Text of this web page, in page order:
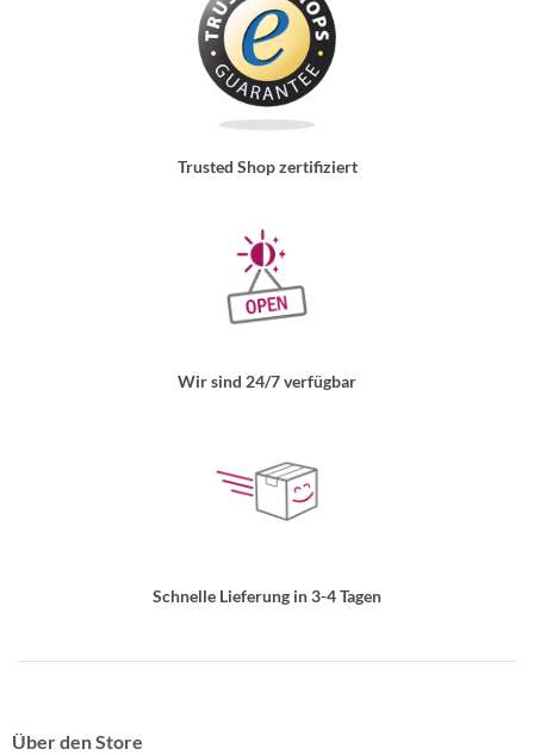
Trusted Shop zertifiziert
Wir sind 24/7 verfügbar
Schnelle Lieferung in 3-4 Tagen
Über den Store